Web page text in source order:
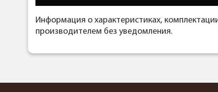
Информация о характеристиках,
производителем без уведомления.